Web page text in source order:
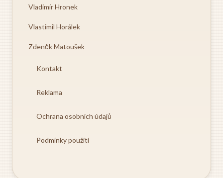
Vladimír Hronek
Vlastimil Horálek
Zdeněk Matoušek
Kontakt
Reklama
Ochrana osobních údajů
Podmínky použití